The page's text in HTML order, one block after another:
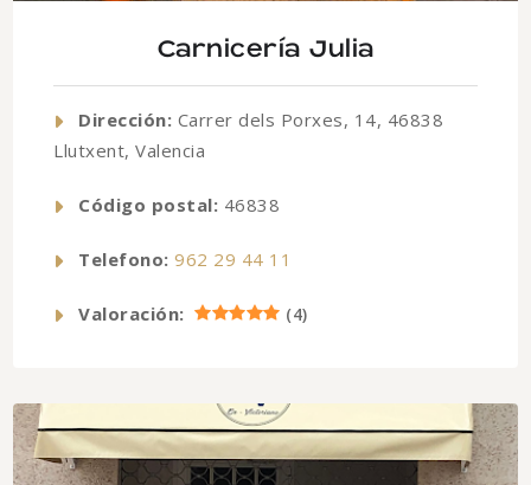
Carnicería Julia
Dirección: Carrer dels Porxes, 14, 46838
Llutxent, Valencia
Código postal: 46838
Telefono: 962 29 44 11
Valoración: (4)